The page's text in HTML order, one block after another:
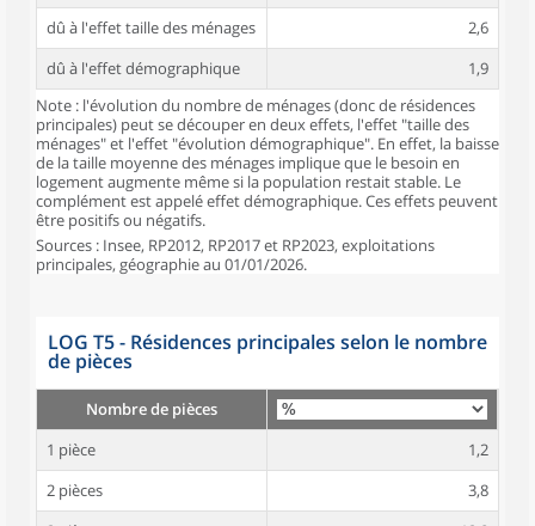
dû à l'effet taille des ménages
2,6
dû à l'effet démographique
1,9
Note : l'évolution du nombre de ménages (donc de résidences
principales) peut se découper en deux effets, l'effet "taille des
ménages" et l'effet "évolution démographique". En effet, la baisse
de la taille moyenne des ménages implique que le besoin en
logement augmente même si la population restait stable. Le
complément est appelé effet démographique. Ces effets peuvent
être positifs ou négatifs.
Sources : Insee, RP2012, RP2017 et RP2023, exploitations
principales, géographie au 01/01/2026.
LOG T5 - Résidences principales selon le nombre
de pièces
Nombre de pièces
1 pièce
1,2
2 pièces
3,8